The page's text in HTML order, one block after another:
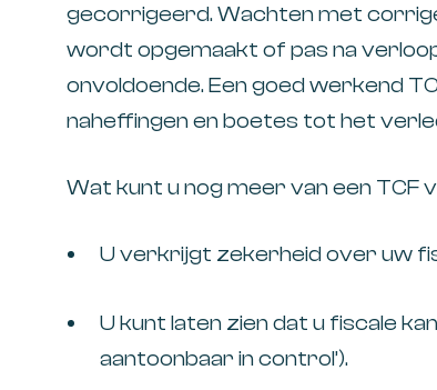
gecorrigeerd. Wachten met
wordt opgemaakt of pas na
onvoldoende. Een goed werkend
naheffingen en boetes tot het
Wat kunt u nog meer van een TCF
U verkrijgt zekerheid over uw
U kunt laten zien dat u fiscale
aantoonbaar in control’).